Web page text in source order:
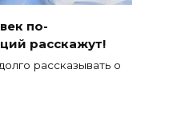
по-
расскажут!
рассказывать о